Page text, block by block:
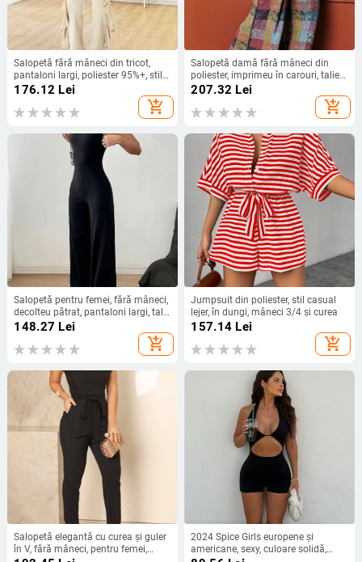
Salopetă fără mâneci din tricot,
pantaloni largi, poliester 95%+, stil
Lolita, vară 2024.
176.12 Lei
add_shopping_cart
Salopetă damă fără mâneci din
poliester, imprimeu în carouri, talie
liberă și croială ușor evazată
207.32 Lei
add_shopping_cart
Salopetă pentru femei, fără mâneci,
decolteu pătrat, pantaloni largi, talie
înaltă, material poliester
148.27 Lei
add_shopping_cart
Jumpsuit din poliester, stil casual
lejer, în dungi, mâneci 3/4 și curea
157.14 Lei
add_shopping_cart
Salopetă elegantă cu curea și guler
în V, fără mâneci, pentru femei,
2024 Spice Girls europene și
americane, sexy, culoare solidă,